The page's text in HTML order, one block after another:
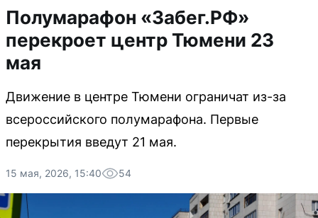
Полумарафон «Забег.РФ»
перекроет центр Тюмени 23
мая
Движение в центре Тюмени ограничат из-за
всероссийского полумарафона. Первые
перекрытия введут 21 мая.
15 мая, 2026, 15:40 54